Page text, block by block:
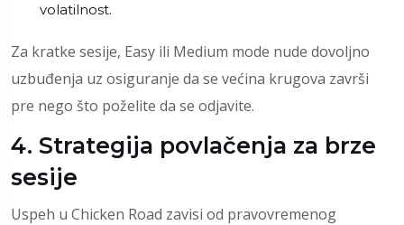
volatilnost.
Za kratke sesije, Easy ili Medium mode nude dovoljno
uzbuđenja uz osiguranje da se većina krugova završi
pre nego što poželite da se odjavite.
4. Strategija povlačenja za brze
sesije
Uspeh u Chicken Road zavisi od pravovremenog